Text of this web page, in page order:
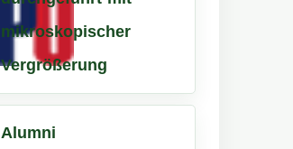
mikroskopischer
Vergrößerung
Alumni